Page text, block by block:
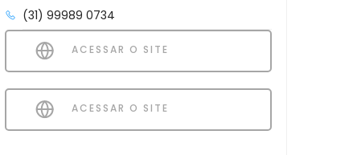
(31) 99989 0734
ACESSAR O SITE
ACESSAR O SITE